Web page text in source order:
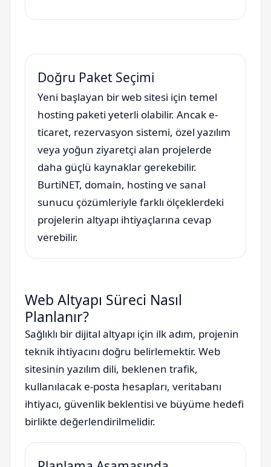
Doğru Paket Seçimi
Yeni başlayan bir web sitesi için temel
hosting paketi yeterli olabilir. Ancak e-
ticaret, rezervasyon sistemi, özel yazılım
veya yoğun ziyaretçi alan projelerde
daha güçlü kaynaklar gerekebilir.
BurtiNET, domain, hosting ve sanal
sunucu çözümleriyle farklı ölçeklerdeki
projelerin altyapı ihtiyaçlarına cevap
verebilir.
Web Altyapı Süreci Nasıl
Planlanır?
Sağlıklı bir dijital altyapı için ilk adım, projenin
teknik ihtiyacını doğru belirlemektir. Web
sitesinin yazılım dili, beklenen trafik,
kullanılacak e-posta hesapları, veritabanı
ihtiyacı, güvenlik beklentisi ve büyüme hedefi
birlikte değerlendirilmelidir.